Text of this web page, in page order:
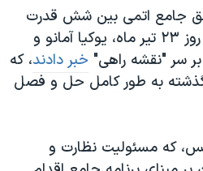
جامع اتمی بین شش قدرت
عضو گروه ۱+۵ و ایران در روز ۲۳ تیر ماه، یوکیا آمانو و
سر "نقشه راهی" خبر دادند، که
گذشته به طور کامل حل و فصل
که مسئولیت نظارت و